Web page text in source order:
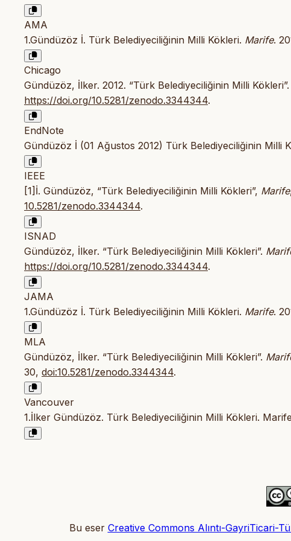
AMA
1.Gündüzöz İ. Türk Belediyeciliğinin Milli Kökleri. Marife.
Chicago
Gündüzöz, İlker. 2012. “Türk Belediyeciliğinin Milli Kökleri”.
https://doi.org/10.5281/zenodo.3344344.
EndNote
Gündüzöz İ (01 Ağustos 2012) Türk Belediyeciliğinin Milli
IEEE
[1]İ. Gündüzöz, “Türk Belediyeciliğinin Milli Kökleri”, Marife
10.5281/zenodo.3344344.
ISNAD
Gündüzöz, İlker. “Türk Belediyeciliğinin Milli Kökleri”.
https://doi.org/10.5281/zenodo.3344344.
JAMA
1.Gündüzöz İ. Türk Belediyeciliğinin Milli Kökleri. Marife.
MLA
Gündüzöz, İlker. “Türk Belediyeciliğinin Milli Kökleri”.
30, doi:10.5281/zenodo.3344344.
Vancouver
1.İlker Gündüzöz. Türk Belediyeciliğinin Milli Kökleri.
Bu eser Creative Commons Alıntı-GayriTicari-